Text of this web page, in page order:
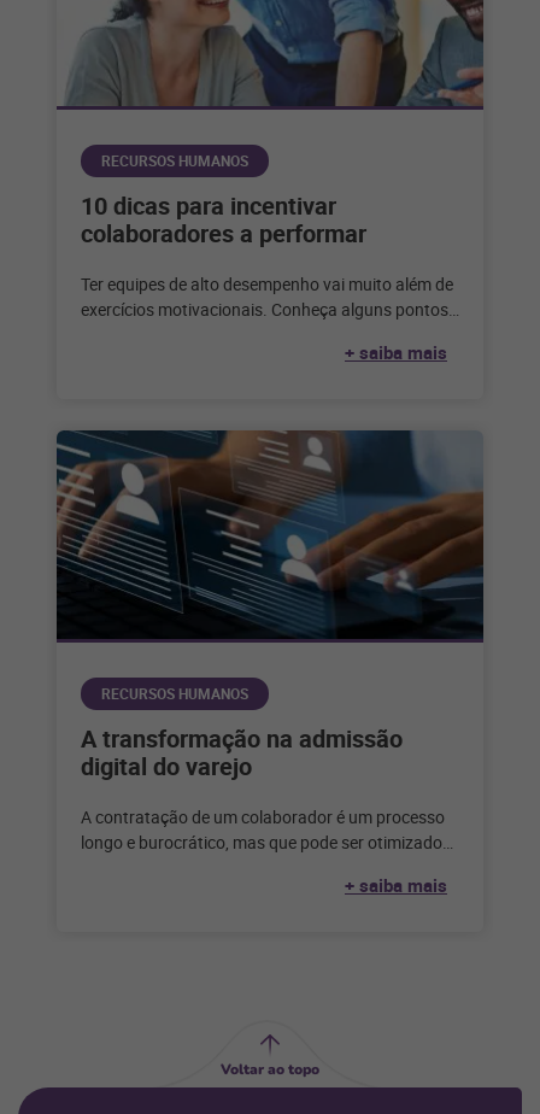
RECURSOS HUMANOS
10 dicas para incentivar
colaboradores a performar
Ter equipes de alto desempenho vai muito além de
exercícios motivacionais. Conheça alguns pontos
+ saiba mais
RECURSOS HUMANOS
A transformação na admissão
digital do varejo
A contratação de um colaborador é um processo
longo e burocrático, mas que pode ser otimizado
+ saiba mais
Voltar ao topo